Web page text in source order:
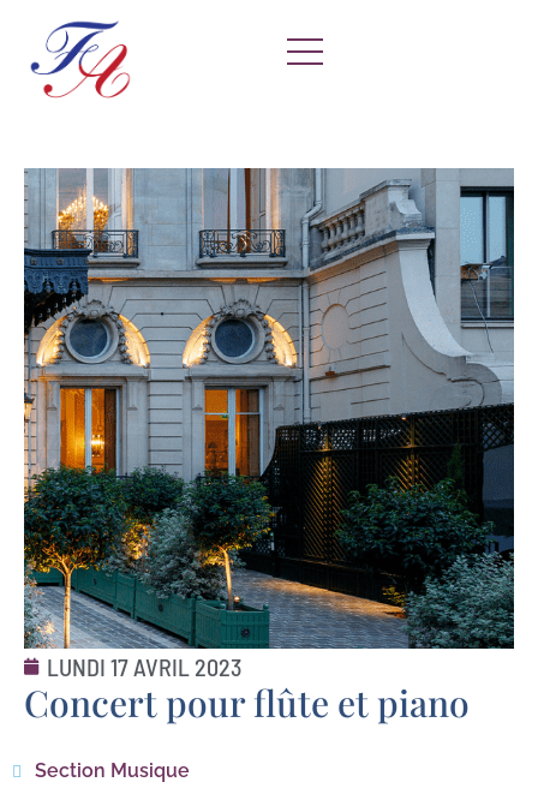
LUNDI 17 AVRIL 2023
Concert pour flûte et piano
Section Musique